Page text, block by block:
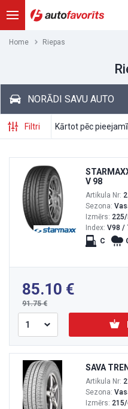
Home Riepas
NORĀDI SAVU AUTO
Filtri
V 98
Artikula Nr:
Sezona:
Izmērs:
Index: V98 /
C
85.10
91.75
SAVA
Artikula Nr:
Sezona:
Izmērs: